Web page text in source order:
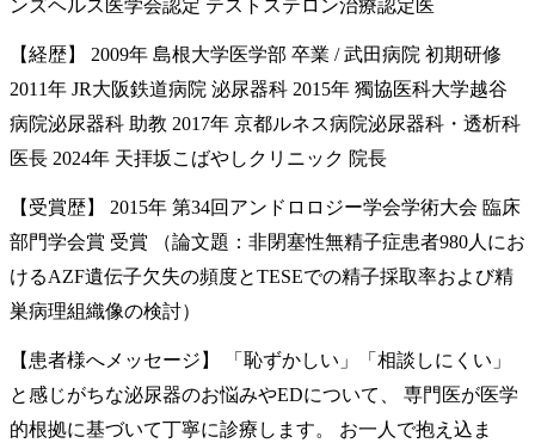
ンズヘルス医学会認定 テストステロン治療認定医
【経歴】 2009年 島根大学医学部 卒業 / 武田病院 初期研修
2011年 JR大阪鉄道病院 泌尿器科 2015年 獨協医科大学越谷
病院泌尿器科 助教 2017年 京都ルネス病院泌尿器科・透析科
医長 2024年 天拝坂こばやしクリニック 院長
【受賞歴】 2015年 第34回アンドロロジー学会学術大会 臨床
部門学会賞 受賞 （論文題：非閉塞性無精子症患者980人にお
けるAZF遺伝子欠失の頻度とTESEでの精子採取率および精
巣病理組織像の検討）
【患者様へメッセージ】 「恥ずかしい」「相談しにくい」
と感じがちな泌尿器のお悩みやEDについて、 専門医が医学
的根拠に基づいて丁寧に診療します。 お一人で抱え込ま